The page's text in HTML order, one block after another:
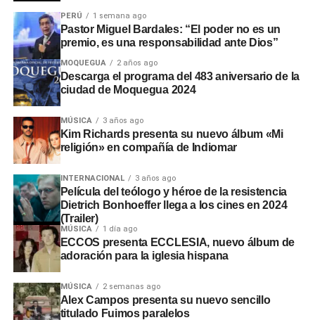
PERÚ 1 semana ago
Pastor Miguel Bardales: “El poder no es un
premio, es una responsabilidad ante Dios”
MOQUEGUA 2 años ago
Descarga el programa del 483 aniversario de la
ciudad de Moquegua 2024
MÚSICA 3 años ago
Kim Richards presenta su nuevo álbum «Mi
religión» en compañía de Indiomar
INTERNACIONAL 3 años ago
Película del teólogo y héroe de la resistencia
Dietrich Bonhoeffer llega a los cines en 2024
(Trailer)
MÚSICA 1 día ago
ECCOS presenta ECCLESIA, nuevo álbum de
adoración para la iglesia hispana
MÚSICA 2 semanas ago
Alex Campos presenta su nuevo sencillo
titulado Fuimos paralelos